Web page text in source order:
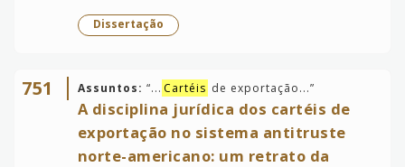
Dissertação
751 Assuntos: “... Cartéis de exportação...”
A disciplina jurídica dos cartéis de
exportação no sistema antitruste
norte-americano: um retrato da